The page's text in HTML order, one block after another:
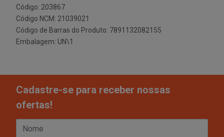
Código: 203867
Código NCM: 21039021
Código de Barras do Produto: 7891132082155
Embalagem: UN\1
Cadastre-se para receber nossas
ofertas!